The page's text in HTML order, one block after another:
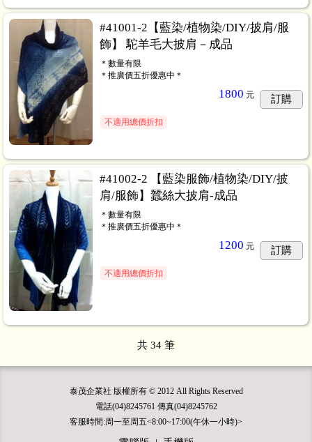
#41001-2【藍染/植物染/DIY/披肩/服
飾】 駝羊毛大披肩－成品
＊數量有限
＊推廣價五折優惠中＊
1800 元 訂購
不適用總價折扣
#41002-2 【藍染服飾/植物染/DIY/披
肩/服飾】蠶絲大披肩-成品
＊數量有限
＊推廣價五折優惠中＊
1200 元 訂購
不適用總價折扣
共 34 筆
泰茂企業社 版權所有 © 2012 All Rights Reserved
電話(04)8245761 傳真(04)8245762
客服時間:周一至周五<8:00~17:00(午休一小時)>